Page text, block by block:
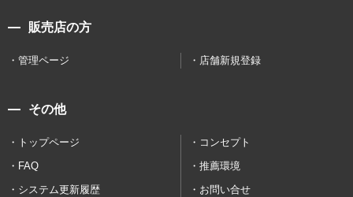
販売店の方
管理ページ 店舗新規登録
その他
トップページ
コンセプト
FAQ
推薦環境
システム更新履歴
お問い合せ